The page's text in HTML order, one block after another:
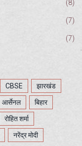
(8)
(7)
(7)
CBSE झारखंड
आर्सेनल बिहार
रोहित शर्मा
नरेंद्र मोदी